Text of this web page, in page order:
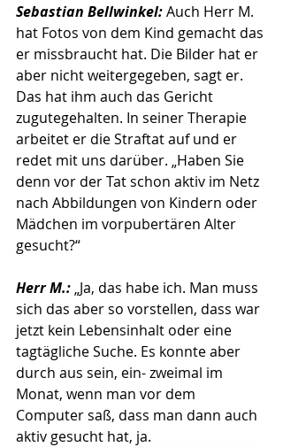
Sebastian Bellwinkel: Auch Herr M.
hat Fotos von dem Kind gemacht das
er missbraucht hat. Die Bilder hat er
aber nicht weitergegeben, sagt er.
Das hat ihm auch das Gericht
zugutegehalten. In seiner Therapie
arbeitet er die Straftat auf und er
redet mit uns darüber. „Haben Sie
denn vor der Tat schon aktiv im Netz
nach Abbildungen von Kindern oder
Mädchen im vorpubertären Alter
gesucht?“
Herr M.: „Ja, das habe ich. Man muss
sich das aber so vorstellen, dass war
jetzt kein Lebensinhalt oder eine
tagtägliche Suche. Es konnte aber
durch aus sein, ein- zweimal im
Monat, wenn man vor dem
Computer saß, dass man dann auch
aktiv gesucht hat, ja.